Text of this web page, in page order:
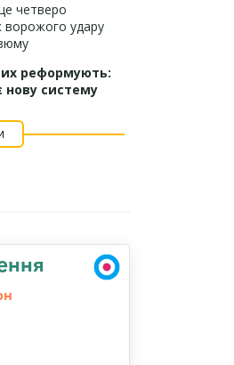
четверо
ворожого удару
реформують:
нову систему